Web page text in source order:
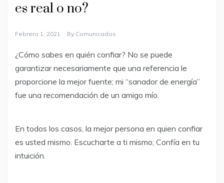
es real o no?
Febrero 1, 2021 By Comunicados
¿Cómo sabes en quién confiar? No se puede
garantizar necesariamente que una referencia le
proporcione la mejor fuente; mi “sanador de energía”
fue una recomendación de un amigo mío.
En todos los casos, la mejor persona en quien confiar
es usted mismo. Escucharte a ti mismo; Confía en tu
intuición.